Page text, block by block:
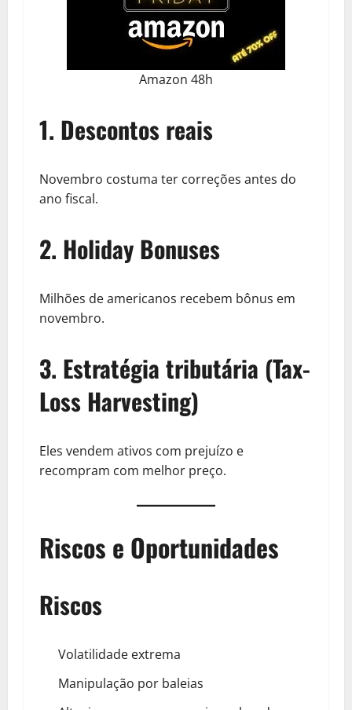
Amazon 48h
1. Descontos reais
Novembro costuma ter correções antes do
ano fiscal.
2. Holiday Bonuses
Milhões de americanos recebem bônus em
novembro.
3. Estratégia tributária (Tax-
Loss Harvesting)
Eles vendem ativos com prejuízo e
recompram com melhor preço.
Riscos e Oportunidades
Riscos
Volatilidade extrema
Manipulação por baleias